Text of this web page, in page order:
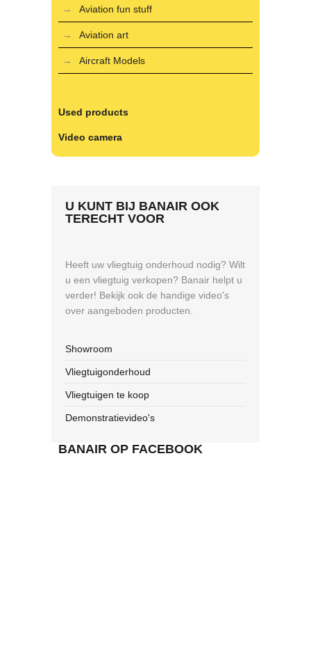
Aviation fun stuff
Aviation art
Aircraft Models
Used products
Video camera
U KUNT BIJ BANAIR OOK
TERECHT VOOR
Heeft uw vliegtuig onderhoud nodig? Wilt
u een vliegtuig verkopen? Banair helpt u
verder! Bekijk ook de handige video's
over aangeboden producten.
Showroom
Vliegtuigonderhoud
Vliegtuigen te koop
Demonstratievideo's
BANAIR OP FACEBOOK